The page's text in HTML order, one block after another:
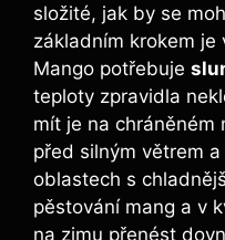
složité, jak by se
základním krokem je
Mango potřebuje
teploty zpravidla
mít je na chráněném
před silným větrem
oblastech s
pěstování mang a v
na zimu přenést